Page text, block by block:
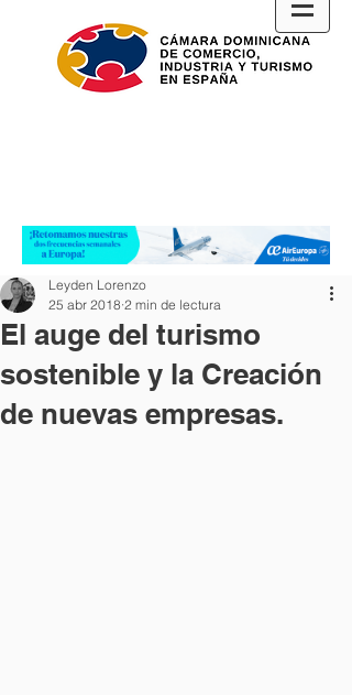
El auge del turismo
sostenible y la Creación
de nuevas empresas.
Leyden Lorenzo
25 abr 2018 2 min de lectura